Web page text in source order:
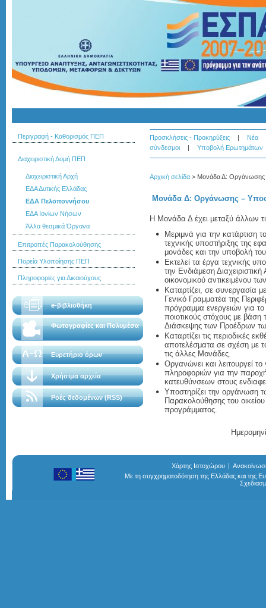
Περιγραφή - Καθορισμός ΠΕΠ
Διαχειριστική Δομή ΠΕΠ
Διαχειριστική Αρχή
ΕΔΑ Δυτικής Ελλάδας
ΕΔΑ Πελοποννήσου
ΕΔΑ Ιονίων Νήσων
Άλλα θεσμικά Όργανα
Επιτροπές Παρακολούθησης
Πορεία Υλοποίησης ΠΕΠ
Πληροφορίες για Δικαιούχους
e-βιβλιοθήκη
Φωτογραφίες και Πολυμέσα
Ευρετήριο όρων
Χρήσιμα αρχεία
Ροές δεδομένων (RSS)
Προσκλήσεις - Προκηρύξεις | Νέα
σύνδεσμοι
| Υποβολή Ερωτημάτων
Αρχική σελίδα > Μονάδα Δ: Οργάνωσης
Μονάδα Δ: Οργάνωσης –
Η Μονάδα Δ έχει μεταξύ άλλων
Μεριμνά για την κατάρτιση
τεχνικής υποστήριξης της
μονάδες και την υποβολή
Εκτελεί τα έργα τεχνικής
την Ενδιάμεση
οικονομικού αντικειμένου
Καταρτίζει, σε συνεργασία
Γενικό Γραμματέα της
πρόγραμμα ενεργειών για
ποιοτικούς στόχους με βάση
Διάσκεψης των Προέδρων
Καταρτίζει τις περιοδικές
αποτελέσματα σε σχέση με
τις άλλες Μονάδες.
Οργανώνει και λειτουργεί
πληροφοριών για την
κατευθύνσεων στους
Υποστηρίζει την οργάνωση
Παρακολούθησης του
προγράμματος.
Χάρτης Ιστοχώρου
Με τη συγχρηματοδότηση της Ελλάδας και της